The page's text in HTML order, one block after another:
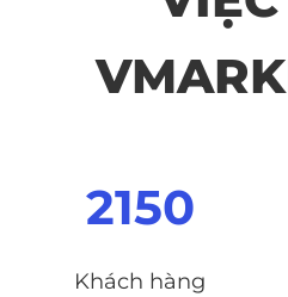
Khách hàng
2150